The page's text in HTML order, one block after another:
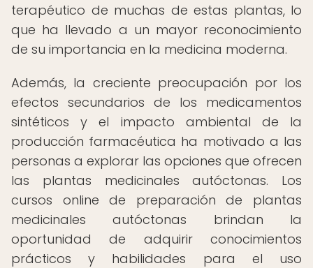
terapéutico de muchas de estas plantas, lo
que ha llevado a un mayor reconocimiento
de su importancia en la medicina moderna.
Además, la creciente preocupación por los
efectos secundarios de los medicamentos
sintéticos y el impacto ambiental de la
producción farmacéutica ha motivado a las
personas a explorar las opciones que ofrecen
las plantas medicinales autóctonas. Los
cursos online de preparación de plantas
medicinales autóctonas brindan la
oportunidad de adquirir conocimientos
prácticos y habilidades para el uso